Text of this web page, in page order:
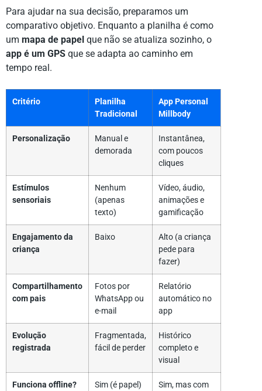
Para ajudar na sua decisão, preparamos um
comparativo objetivo. Enquanto a planilha é como
um mapa de papel que não se atualiza sozinho, o
app é um GPS que se adapta ao caminho em
tempo real.
Critério
Planilha
Tradicional
App Personal
Millbody
Personalização
Manual e
demorada
Instantânea,
com poucos
cliques
Estímulos
sensoriais
Nenhum
(apenas
texto)
Vídeo, áudio,
animações e
gamificação
Engajamento da
criança
Baixo
Alto (a criança
pede para
fazer)
Compartilhamento
com pais
Fotos por
WhatsApp ou
e-mail
Relatório
automático no
app
Evolução
registrada
Fragmentada,
fácil de perder
Histórico
completo e
visual
Funciona offline? Sim (é papel)
Sim, mas com